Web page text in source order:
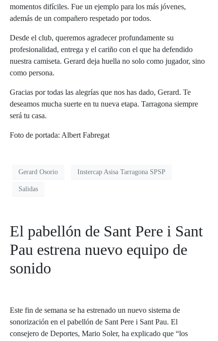
momentos difíciles. Fue un ejemplo para los más jóvenes,
además de un compañero respetado por todos.
Desde el club, queremos agradecer profundamente su
profesionalidad, entrega y el cariño con el que ha defendido
nuestra camiseta. Gerard deja huella no solo como jugador, sino
como persona.
Gracias por todas las alegrías que nos has dado, Gerard. Te
deseamos mucha suerte en tu nueva etapa. Tarragona siempre
será tu casa.
Foto de portada: Albert Fabregat
Gerard Osorio Instercap Asisa Tarragona SPSP
Salidas
El pabellón de Sant Pere i Sant
Pau estrena nuevo equipo de
sonido
Este fin de semana se ha estrenado un nuevo sistema de
sonorización en el pabellón de Sant Pere i Sant Pau. El
consejero de Deportes, Mario Soler, ha explicado que “los